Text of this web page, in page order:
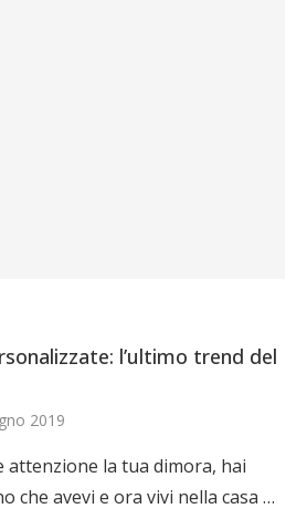
l’ultimo trend del
2019
attenzione la tua dimora, hai
che avevi e ora vivi nella casa …